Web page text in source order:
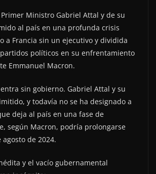
Ministro Gabriel Attal y de su
al país en una profunda crisis
a Francia sin un ejecutivo y dividida
políticos en su enfrentamiento
Emmanuel Macron.
sin gobierno. Gabriel Attal y su
y todavía no se ha designado a
deja al país en una fase de
según Macron, podría prolongarse
de 2024.
y el vacío gubernamental